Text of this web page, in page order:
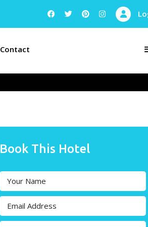
Contact
Book This Hotel